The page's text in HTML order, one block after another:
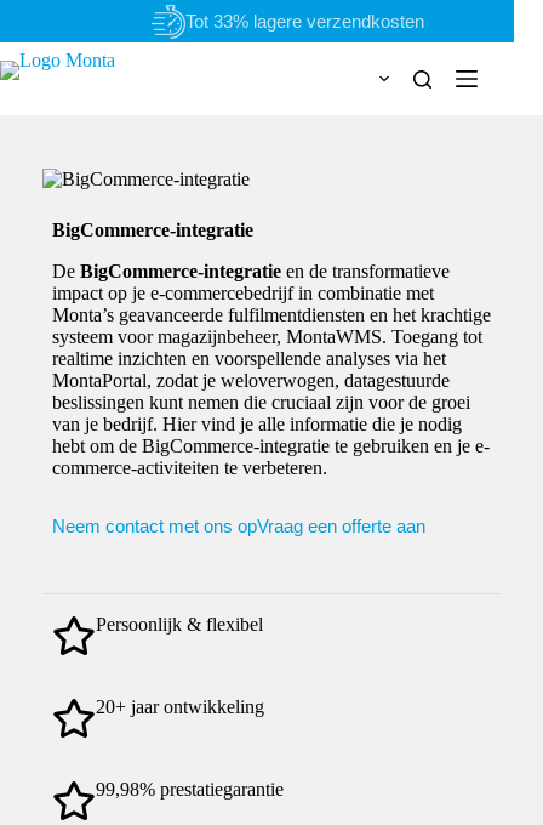
inhoud
Persoonlijk & flexibel
BigCommerce-integratie
De BigCommerce-integratieen de transformatieve
impact op je e-commercebedrijf in combinatie met
Monta’s geavanceerde fulfilmentdiensten en het krachtige
systeem voor magazijnbeheer, MontaWMS. Toegang tot
realtime inzichten en voorspellende analyses via het
MontaPortal, zodat je weloverwogen, datagestuurde
beslissingen kunt nemen die cruciaal zijn voor de groei
van je bedrijf. Hier vind je alle informatie die je nodig
hebt om de BigCommerce-integratie te gebruiken en je e-
commerce-activiteiten te verbeteren.
Neem contact met ons opVraag een offerte aan
Persoonlijk & flexibel
20+ jaar ontwikkeling
99,98% prestatiegarantie